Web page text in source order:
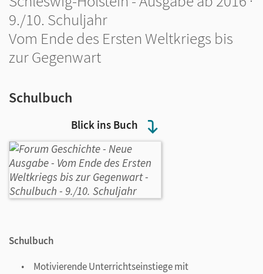
Blick ins Buch
9./10. Schuljahr
Vom Ende des Ersten Weltkriegs bis
zur Gegenwart
Schulbuch
Schulbuch
Motivierende Unterrichtseinstiege mit